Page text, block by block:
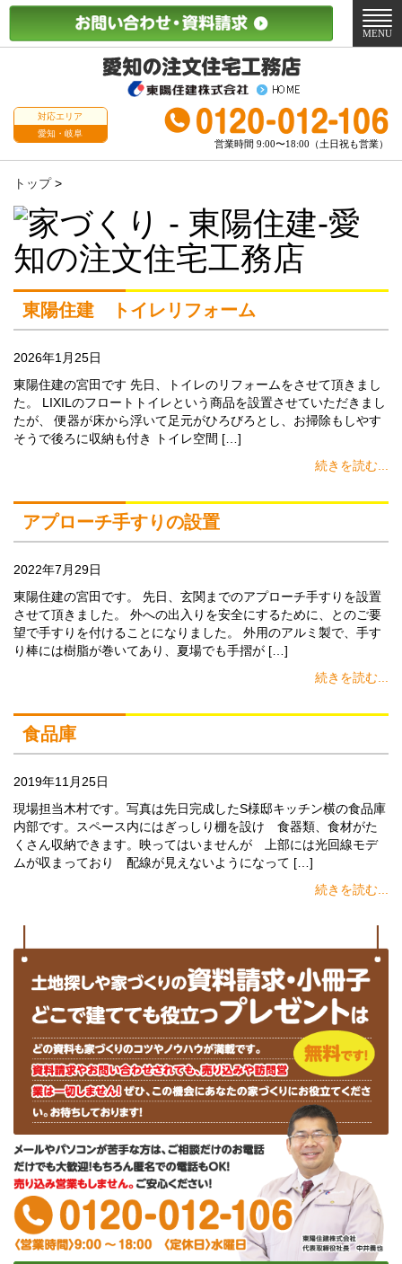
対応エリア
愛知・岐阜
営業時間 9:00〜18:00（土日祝も営業）
メ
ニ
MENU
トップ>
東陽住建 トイレリフォーム
2026年1月25日
東陽住建の宮田です 先日、トイレのリフォームをさせて頂きまし
た。 LIXILのフロートトイレという商品を設置させていただきまし
たが、 便器が床から浮いて足元がひろびろとし、お掃除もしやす
そうで後ろに収納も付き トイレ空間 […]
続きを読む...
アプローチ手すりの設置
2022年7月29日
東陽住建の宮田です。 先日、玄関までのアプローチ手すりを設置
させて頂きました。 外への出入りを安全にするために、とのご要
望で手すりを付けることになりました。 外用のアルミ製で、手す
り棒には樹脂が巻いてあり、夏場でも手摺が […]
続きを読む...
食品庫
2019年11月25日
現場担当木村です。写真は先日完成したS様邸キッチン横の食品庫
内部です。スペース内にはぎっしり棚を設け 食器類、食材がた
くさん収納できます。映ってはいませんが 上部には光回線モデ
ムが収まっており 配線が見えないようになって […]
続きを読む...